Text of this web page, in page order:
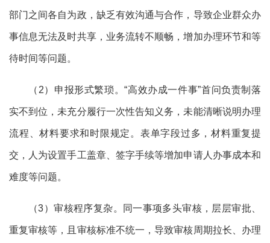
部门之间各自为政，缺乏有效沟通与合作，导致企业群众办
事信息无法及时共享，业务流转不顺畅，增加办理环节和等
待时间等问题。
（ 2）申报形式繁琐。“高效办成一件事”首问负责制落
实不到位，未充分履行一次性告知义务，未能清晰说明办理
流程、材料要求和时限规定。表单字段过多，材料重复提
交，人为设置手工盖章、签字手续等增加申请人办事成本和
难度等问题。
（3）审核程序复杂。同一事项多头审核，层层审批、
重复审核等，且审核标准不统一，导致审核周期拉长、办理